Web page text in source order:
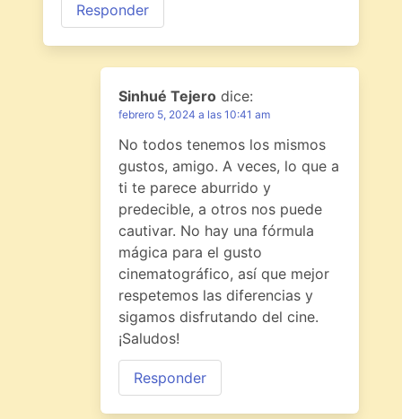
Responder
Sinhué Tejero dice:
febrero 5, 2024 a las 10:41 am
No todos tenemos los mismos
gustos, amigo. A veces, lo que a
ti te parece aburrido y
predecible, a otros nos puede
cautivar. No hay una fórmula
mágica para el gusto
cinematográfico, así que mejor
respetemos las diferencias y
sigamos disfrutando del cine.
¡Saludos!
Responder